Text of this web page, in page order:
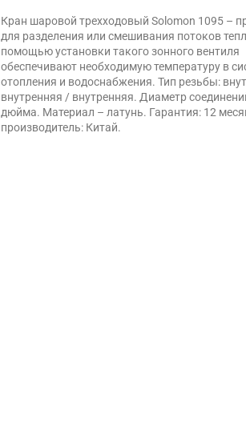
Кран шаровой трехходовый Solomon 1095 –
для разделения или смешивания потоков
помощью установки такого зонного вентиля
обеспечивают необходимую температуру в
отопления и водоснабжения. Тип резьбы:
внутренняя / внутренняя. Диаметр
дюйма. Материал – латунь. Гарантия: 12
производитель: Китай.